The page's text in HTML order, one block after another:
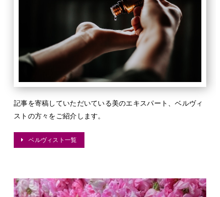
記事を寄稿していただいている美のエキスパート、ベルヴィ
ストの方々をご紹介します。
ベルヴィスト一覧